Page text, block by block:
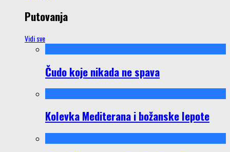
Putovanja
Vidi sve
Čudo koje nikada ne spava
Kolevka Mediterana i božanske lepote